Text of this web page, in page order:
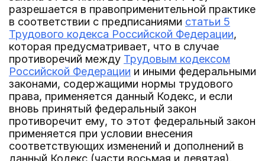
разрешается в правоприменительной практике
в соответствии с предписаниями статьи 5
Трудового кодекса Российской Федерации,
которая предусматривает, что в случае
противоречий между Трудовым кодексом
Российской Федерации и иными федеральными
законами, содержащими нормы трудового
права, применяется данный Кодекс, и если
вновь принятый федеральный закон
противоречит ему, то этот федеральный закон
применяется при условии внесения
соответствующих изменений и дополнений в
данный Кодекс (части восьмая и девятая).